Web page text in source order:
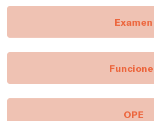
Examen
OPE